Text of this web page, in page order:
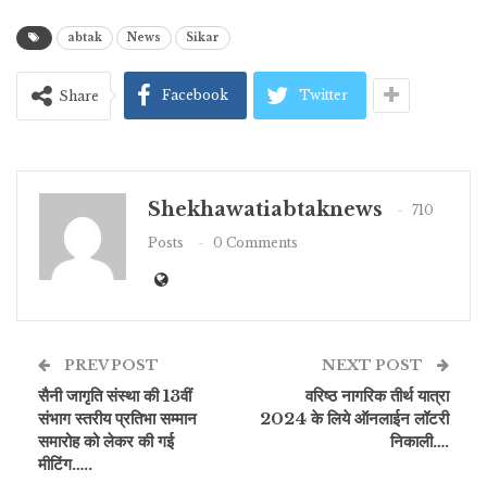
abtak News Sikar
Share Facebook Twitter
Shekhawatiabtaknews
710
Posts
0 Comments
PREV POST
सैनी जागृति संस्था की 13वीं
संभाग स्तरीय प्रतिभा सम्मान
समारोह को लेकर की गई
मीटिंग…..
NEXT POST
वरिष्ठ नागरिक तीर्थ यात्रा
2024 के लिये ऑनलाईन लॉटरी
निकाली….